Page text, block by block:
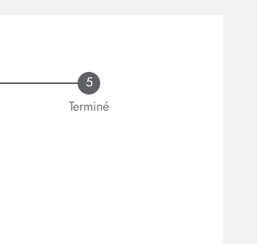
5
Terminé